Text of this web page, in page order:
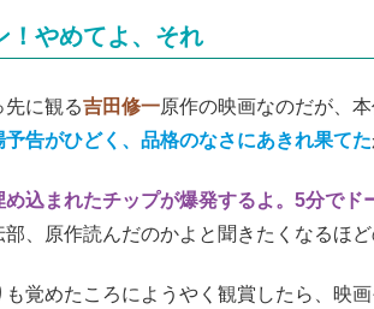
！やめてよ、それ
先に観る吉田修一原作の映画なのだが、
予告がひどく、品格のなさにあきれ果てた
め込まれたチップが爆発するよ。5分でド
、原作読んだのかよと聞きたくなるほど
覚めたころにようやく観賞したら、映